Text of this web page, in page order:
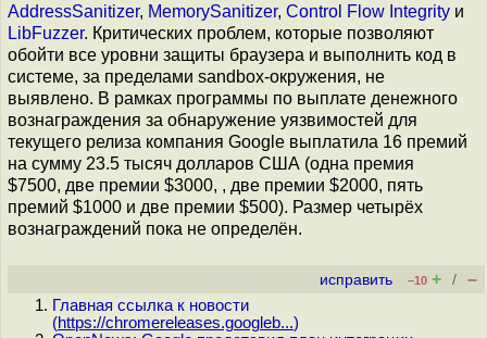
AddressSanitizer, MemorySanitizer, Control Flow Integrity и
LibFuzzer. Критических проблем, которые позволяют
обойти все уровни защиты браузера и выполнить код в
системе, за пределами sandbox-окружения, не
выявлено. В рамках программы по выплате денежного
вознаграждения за обнаружение уязвимостей для
текущего релиза компания Google выплатила 16 премий
на сумму 23.5 тысяч долларов США (одна премия
$7500, две премии $3000, , две премии $2000, пять
премий $1000 и две премии $500). Размер четырёх
вознаграждений пока не определён.
исправить –10 + / –
Главная ссылка к новости
(https://chromereleases.googleb...)